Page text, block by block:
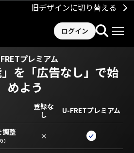
旧デザインに切り替える
ログイン
プレミアム
を 「広告なし」で始
めよう
登録な
し
U-FRETプレミアム
調整
） ×